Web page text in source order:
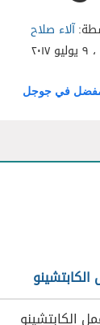
آلاء صلاح
في جوجل